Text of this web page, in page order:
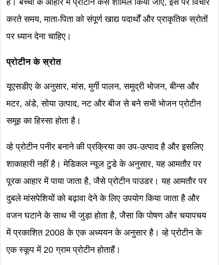
है। बच्चों के आहार में प्रोटीन कैसे शामिल किया जाए, इस पर विचार
करते समय, माता-पिता को संपूर्ण खाद्य पदार्थों और प्राकृतिक स्रोतों
पर ध्यान देना चाहिए।
प्रोटीन के स्रोत
यूएसडीए के अनुसार, मांस, मुर्गी पालन, समुद्री भोजन, बीन्स और
मटर, अंडे, सोया उत्पाद, नट और बीज से बने सभी भोजन प्रोटीन
समूह का हिस्सा होता है।
व्हे प्रोटीन पनीर बनाने की प्रक्रिया का उप-उत्पाद है और इसलिए
शाकाहारी नहीं है। मेडिकल न्यूज टुडे के अनुसार, यह आमतौर पर
पूरक आहार में पाया जाता है, जैसे प्रोटीन पाउडर। यह आमतौर पर
दुबले मांसपेशियों को बढ़ावा देने के लिए उपयोग किया जाता है और
वजन घटाने के साथ भी जुड़ा होता है, जैसा कि पोषण और चयापचय
में प्रकाशित 2008 के एक अध्ययन के अनुसार है। व्हे प्रोटीन के
एक स्कूप में 20 ग्राम प्रोटीन होताहैं।